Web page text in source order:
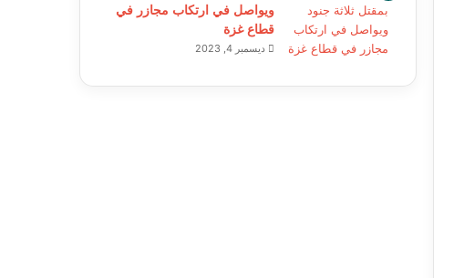
ويواصل في ارتكاب مجازر في
قطاع غزة
ديسمبر 4, 2023